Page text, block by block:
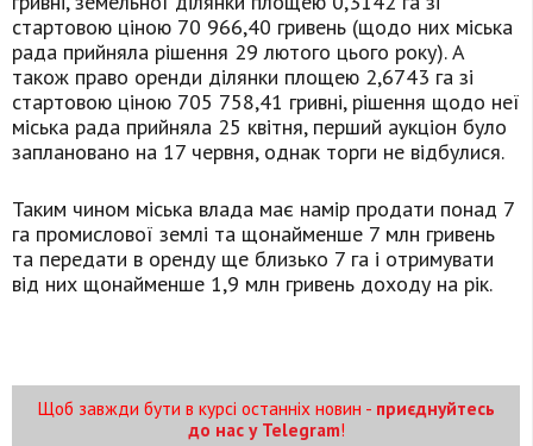
стартовою ціною 70 966,40 гривень (щодо них міська
рада прийняла рішення 29 лютого цього року). А
також право оренди ділянки площею 2,6743 га зі
стартовою ціною 705 758,41 гривні, рішення щодо неї
міська рада прийняла 25 квітня, перший аукціон було
заплановано на 17 червня, однак торги не відбулися.
Таким чином міська влада має намір продати понад 7
га промислової землі та щонайменше 7 млн гривень
та передати в оренду ще близько 7 га і отримувати
від них щонайменше 1,9 млн гривень доходу на рік.
Щоб завжди бути в курсі останніх новин - приєднуйтесь
до нас у Telegram!